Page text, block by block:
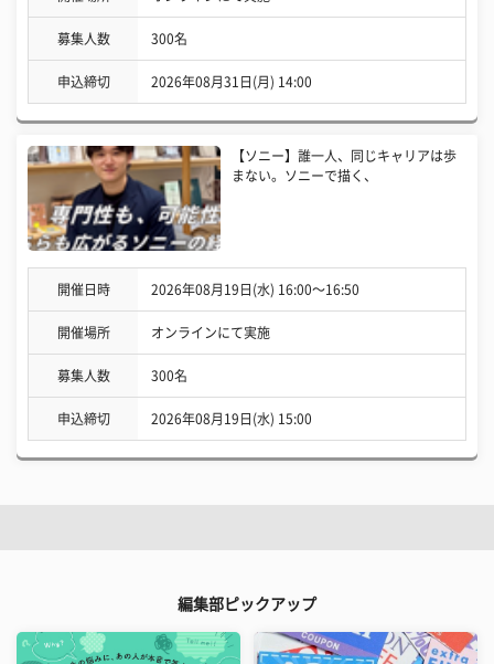
募集人数 300名
申込締切 2026年08月31日(月) 14:00
【ソニー】誰一人、同じキャリアは歩
まない。ソニーで描く、
開催日時 2026年08月19日(水) 16:00〜16:50
開催場所 オンラインにて実施
募集人数 300名
申込締切 2026年08月19日(水) 15:00
編集部ピックアップ